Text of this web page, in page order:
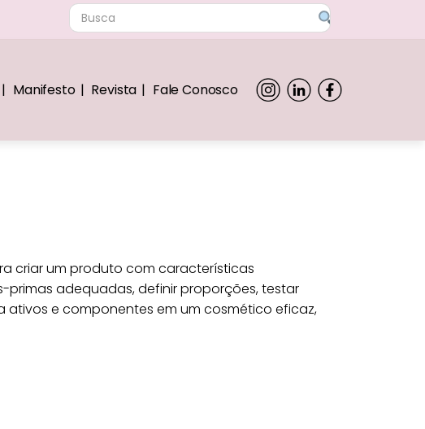
Manifesto Revista Fale Conosco
criar um produto com características
primas adequadas, definir proporções, testar
ativos e componentes em um cosmético eficaz,